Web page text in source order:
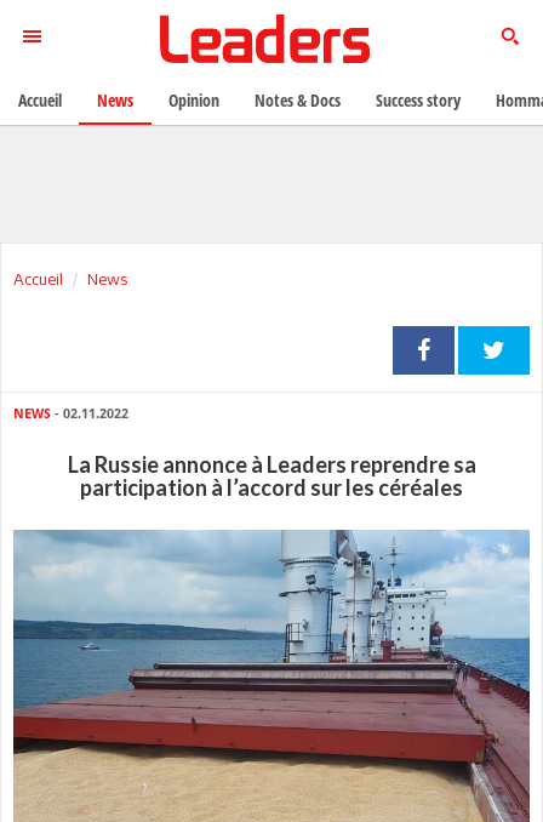
Accueil News
NEWS - 02.11.2022
La Russie annonce à Leaders reprendre sa
participation à l’accord sur les céréales
Accueil News Opinion Notes & Docs Success story